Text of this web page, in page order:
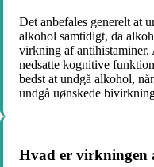
Det anbefales generelt at
alkohol samtidigt, da
virkning af
nedsatte kognitive
bedst at undgå alkohol,
undgå uønskede
Hvad er virkningen